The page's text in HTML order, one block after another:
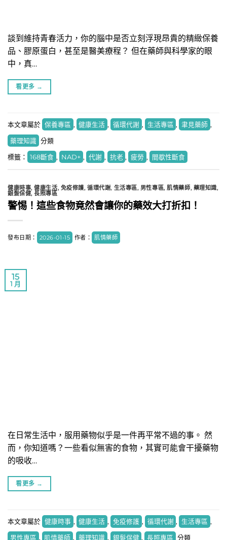
談到維持青春活力，你的腦中是否立刻浮現昂貴的精緻保養
品、膠原蛋白，甚至是醫美療程？ 但在藥師與科學家的眼
中，真…
看更多 →
本文章屬於 保養專區 , 健康生活 , 循環代謝 , 生活專區 , 聿見藥師 ,
藥理知識 分類
標籤： 168斷食 , NAD+ , 代謝 , 抗老 , 疲勞 , 間歇性斷食
健康時事,健康生活, 免疫修護,循環代謝, 生活專區, 男性專區,肌情藥師, 藥理知識,
銀髮保健,長照專區
警惕！這些食物竟然會讓你的藥效大打折扣！
發布日期： 2026-01-15 作者： 肌情藥師
15
1 月
在日常生活中，服用藥物似乎是一件再平常不過的事。 然
而，你知道嗎？一些看似無害的食物，其實可能會干擾藥物
的吸收…
看更多 →
本文章屬於 健康時事 , 健康生活 , 免疫修護 , 循環代謝 , 生活專區 ,
男性專區 , 肌情藥師 , 藥理知識 , 銀髮保健 , 長照專區 分類